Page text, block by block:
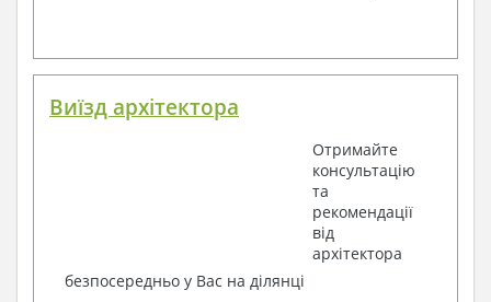
Виїзд архітектора
Отримайте
консультацію
та
рекомендації
від
архітектора
безпосередньо у Вас на ділянці